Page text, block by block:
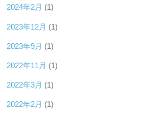
2024年2月 (1)
2023年12月 (1)
2023年9月 (1)
2022年11月 (1)
2022年3月 (1)
2022年2月 (1)